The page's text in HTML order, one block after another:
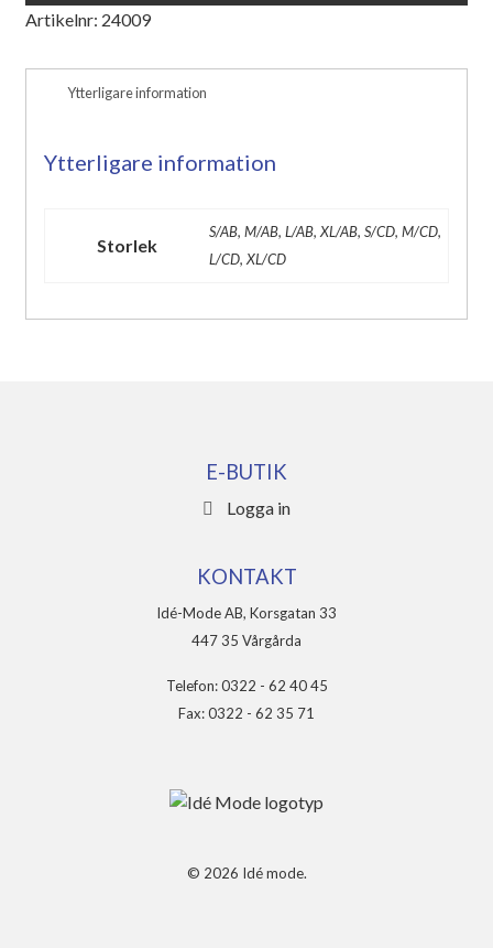
Artikelnr: 24009
Ytterligare information
Ytterligare information
Storlek
S/AB, M/AB, L/AB, XL/AB, S/CD, M/CD,
L/CD, XL/CD
E-BUTIK
Logga in
KONTAKT
Idé-Mode AB, Korsgatan 33
447 35 Vårgårda
Telefon: 0322 - 62 40 45
Fax: 0322 - 62 35 71
© 2026 Idé mode.